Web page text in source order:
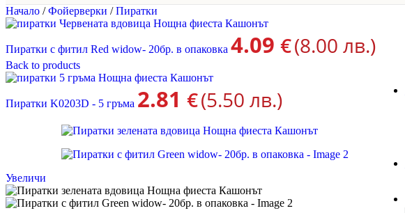
Начало / Фойерверки / Пиратки
Пиратки с фитил Red widow- 20бр. в опаковка 4.09 €(8.00 лв.)
Back to products
Пиратки K0203D - 5 гръма 2.81 €(5.50 лв.)
Увеличи